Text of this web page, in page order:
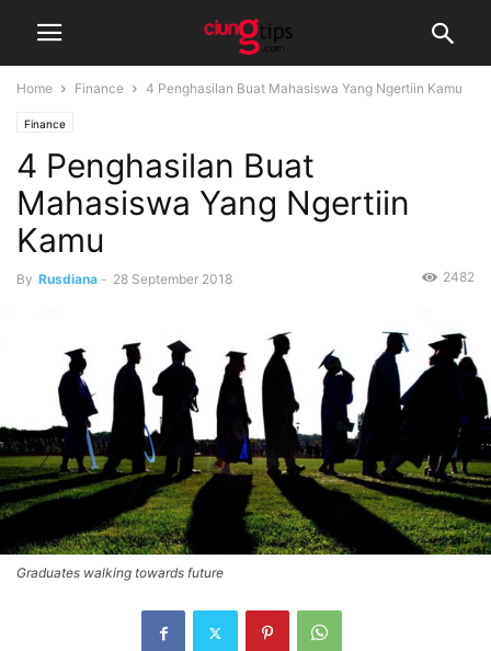
Home Finance 4 Penghasilan Buat Mahasiswa Yang Ngertiin Kamu
Finance
4 Penghasilan Buat
Mahasiswa Yang Ngertiin
Kamu
By Rusdiana - 28 September 2018 2482
Graduates walking towards future